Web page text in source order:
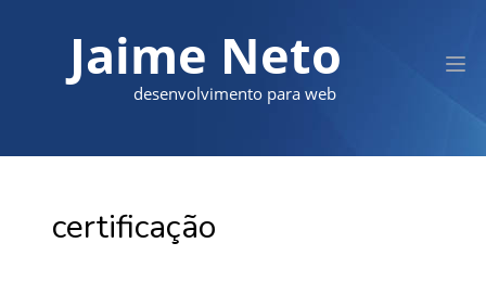
Jaime Neto
desenvolvimento para web
certificação